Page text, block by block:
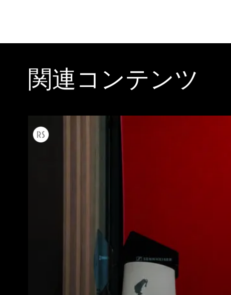
関連コンテンツ